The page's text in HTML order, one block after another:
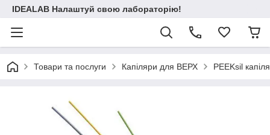
IDEALAB Налаштуй свою лабораторію!
Товари та послуги Капіляри для ВЕРХ PEEKsil